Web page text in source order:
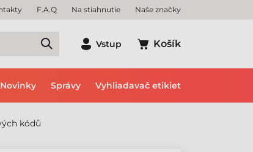
F.A.Q Na stiahnutie Naše značky
Vstup Košík
Novinky Správy Vyhliadavač etikiet
kódů